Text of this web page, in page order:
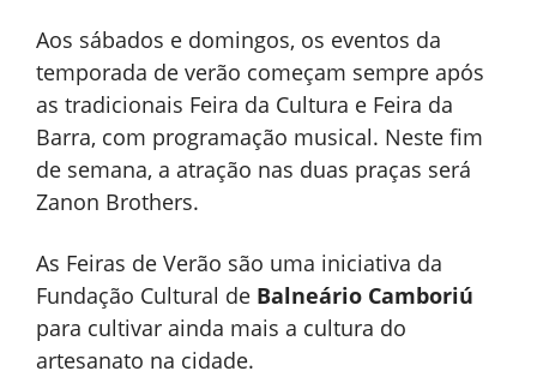
Aos sábados e domingos, os eventos da
temporada de verão começam sempre após
as tradicionais Feira da Cultura e Feira da
Barra, com programação musical. Neste fim
de semana, a atração nas duas praças será
Zanon Brothers.
As Feiras de Verão são uma iniciativa da
Fundação Cultural de Balneário Camboriú
para cultivar ainda mais a cultura do
artesanato na cidade.